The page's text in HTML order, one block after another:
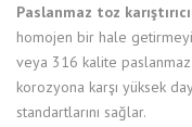
Paslanmaz toz
homojen bir hale
veya 316 kalite
korozyona karşı yüksek
standartlarını sağlar.